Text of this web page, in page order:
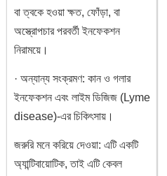
বা ত্বকে হওয়া ক্ষত, ফোঁড়া, বা
অস্ত্রোপচার পরবর্তী ইনফেকশন
নিরাময়ে।
· অন্যান্য সংক্রমণ: কান ও গলার
ইনফেকশন এবং লাইম ডিজিজ (Lyme
disease)-এর চিকিৎসায়।
জরুরি মনে করিয়ে দেওয়া: এটি একটি
অ্যান্টিবায়োটিক, তাই এটি কেবল